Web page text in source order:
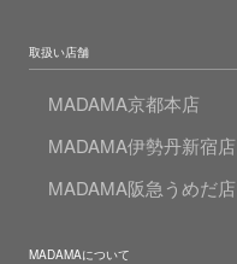
取扱い店舗
MADAMA京都本店
MADAMA伊勢丹新宿店
MADAMA阪急うめだ店
MADAMAについて